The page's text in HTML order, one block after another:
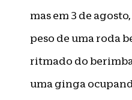
mas em 3 de
peso de uma roda
ritmado do
uma ginga